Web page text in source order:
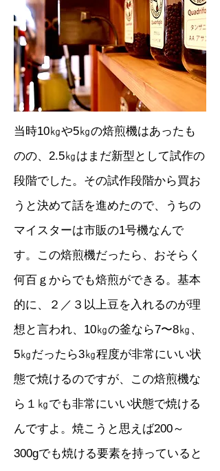
当時10㎏や5㎏の焙煎機はあったも
のの、2.5㎏はまだ新型として試作の
段階でした。その試作段階から買お
うと決めて話を進めたので、うちの
マイスターは市販の1号機なんで
す。この焙煎機だったら、おそらく
何百ｇからでも焙煎ができる。基本
的に、２／３以上豆を入れるのが理
想と言われ、10㎏の釜なら7〜8㎏、
5㎏だったら3㎏程度が非常にいい状
態で焼けるのですが、この焙煎機な
ら１㎏でも非常にいい状態で焼ける
んですよ。焼こうと思えば200～
300gでも焼ける要素を持っていると